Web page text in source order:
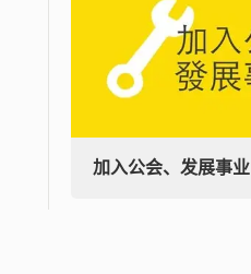
加入公会、发展事业